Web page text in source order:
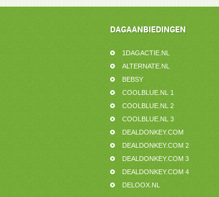
DAGAANBIEDINGEN
1DAGACTIE.NL
ALTERNATE.NL
BEBSY
COOLBLUE.NL 1
COOLBLUE.NL 2
COOLBLUE.NL 3
DEALDONKEY.COM
DEALDONKEY.COM 2
DEALDONKEY.COM 3
DEALDONKEY.COM 4
DELOOX.NL